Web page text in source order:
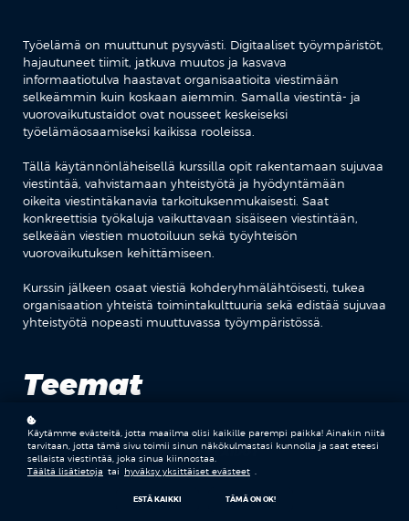
Työelämä on muuttunut pysyvästi. Digitaaliset työympäristöt,
hajautuneet tiimit, jatkuva muutos ja kasvava
informaatiotulva haastavat organisaatioita viestimään
selkeämmin kuin koskaan aiemmin. Samalla viestintä- ja
vuorovaikutustaidot ovat nousseet keskeiseksi
työelämäosaamiseksi kaikissa rooleissa.
Tällä käytännönläheisellä kurssilla opit rakentamaan sujuvaa
viestintää, vahvistamaan yhteistyötä ja hyödyntämään
oikeita viestintäkanavia tarkoituksenmukaisesti. Saat
konkreettisia työkaluja vaikuttavaan sisäiseen viestintään,
selkeään viestien muotoiluun sekä työyhteisön
vuorovaikutuksen kehittämiseen.
Kurssin jälkeen osaat viestiä kohderyhmälähtöisesti, tukea
organisaation yhteistä toimintakulttuuria sekä edistää sujuvaa
yhteistyötä nopeasti muuttuvassa työympäristössä.
Teemat
VIESTINTÄTAIDOT
Käytämme evästeitä, jotta maailma olisi kaikille parempi paikka! Ainakin niitä
tarvitaan, jotta tämä sivu toimii sinun näkökulmastasi kunnolla ja saat eteesi
sellaista viestintää, joka sinua kiinnostaa.
Täältä lisätietoja tai hyväksy yksittäiset evästeet
ESTÄ KAIKKI TÄMÄ ON OK!